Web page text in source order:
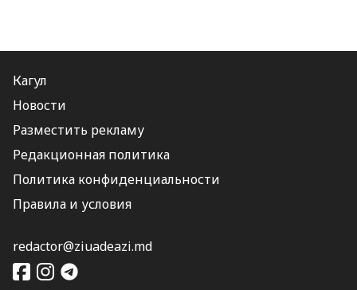
Кагул
Новости
Разместить рекламу
Редакционная политика
Политика конфиденциальности
Правила и условия
redactor@ziuadeazi.md